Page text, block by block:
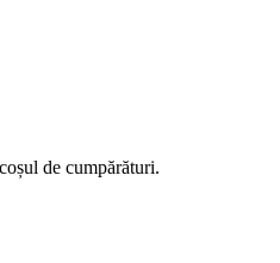
de cumpărături.